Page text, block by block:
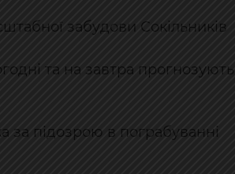
забудови Сокільників
та на завтра прогнозують
за підозрою в пограбуванні